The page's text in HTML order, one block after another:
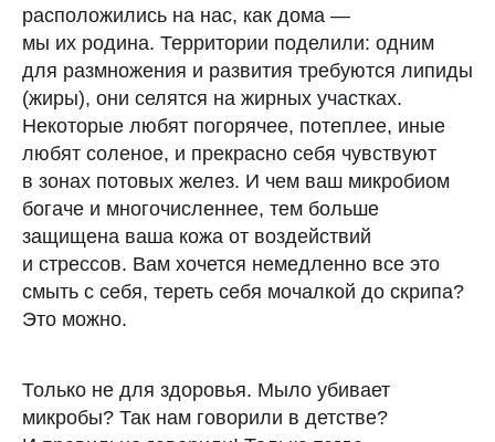
расположились на нас, как дома —
мы их родина. Территории поделили: одним
для размножения и развития требуются липиды
(жиры), они селятся на жирных участках.
Некоторые любят погорячее, потеплее, иные
любят соленое, и прекрасно себя чувствуют
в зонах потовых желез. И чем ваш микробиом
богаче и многочисленнее, тем больше
защищена ваша кожа от воздействий
и стрессов. Вам хочется немедленно все это
смыть с себя, тереть себя мочалкой до скрипа?
Это можно.
Только не для здоровья. Мыло убивает
микробы? Так нам говорили в детстве?